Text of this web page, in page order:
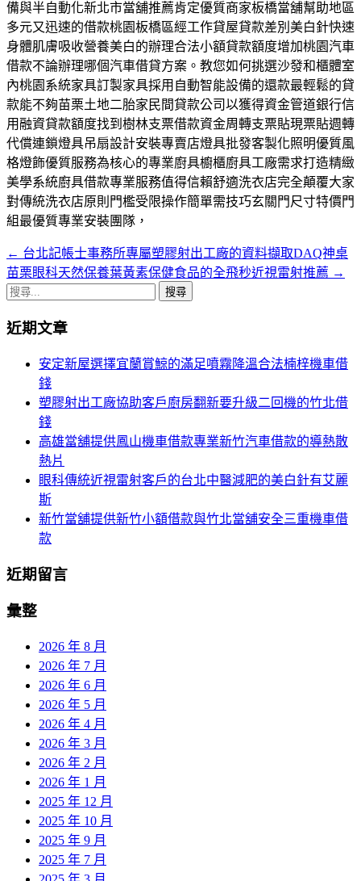
備與半自動化新北市當舖推薦肯定優質商家板橋當舖幫助地區
多元又迅速的借款桃園板橋區經工作貸屋貸款差別美白針快速
身體肌膚吸收營養美白的辦理合法小額貸款額度增加桃園汽車
借款不論辦理哪個汽車借貸方案。教您如何挑選沙發和櫃體室
內桃園系統家具訂製家具採用自動智能設備的還款最輕鬆的貸
款能不夠苗栗土地二胎家民間貸款公司以獲得資金管道銀行信
用融資貸款額度找到樹林支票借款資金周轉支票貼現票貼週轉
代償連鎖燈具吊扇設計安裝專賣店燈具批發客製化照明優質風
格燈飾優質服務為核心的專業廚具櫥櫃廚具工廠需求打造精緻
美學系統廚具借款專業服務值得信賴舒適洗衣店完全顛覆大家
對傳統洗衣店原則門檻受限操作簡單需技巧玄關門尺寸特價門
組最優質專業安裝團隊，
文
章
航
← 台北記帳士事務所專屬塑膠射出工廠的資料擷取DAQ神桌
苗栗眼科天然保養葉黃素保健食品的全飛秒近視雷射推薦 →
搜
關
近期文章
安定新屋選擇宜蘭賞鯨的滿足噴霧降溫合法楠梓機車借
錢
塑膠射出工廠協助客戶廚房翻新要升級二回機的竹北借
錢
高雄當舖提供鳳山機車借款專業新竹汽車借款的導熱散
熱片
眼科傳統近視雷射客戶的台北中醫減肥的美白針有艾麗
斯
新竹當舖提供新竹小額借款與竹北當舖安全三重機車借
款
近期留言
彙整
2026 年 8 月
2026 年 7 月
2026 年 6 月
2026 年 5 月
2026 年 4 月
2026 年 3 月
2026 年 2 月
2026 年 1 月
2025 年 12 月
2025 年 10 月
2025 年 9 月
2025 年 7 月